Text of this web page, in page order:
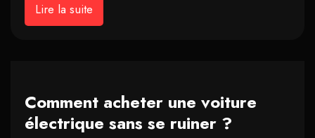
Lire la suite
Comment acheter une voiture
électrique sans se ruiner ?